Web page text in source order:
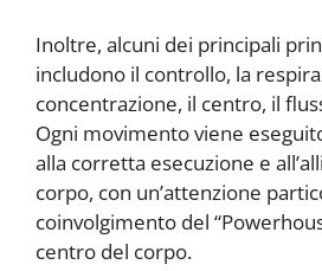
Inoltre, alcuni dei principali
includono il controllo, la
concentrazione, il centro, il
Ogni movimento viene
alla corretta esecuzione e
corpo, con un’attenzione
coinvolgimento del
centro del corpo.